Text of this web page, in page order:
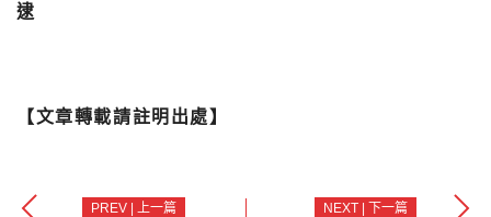
逮
【文章轉載請註明出處】
PREV | 上一篇 NEXT | 下一篇